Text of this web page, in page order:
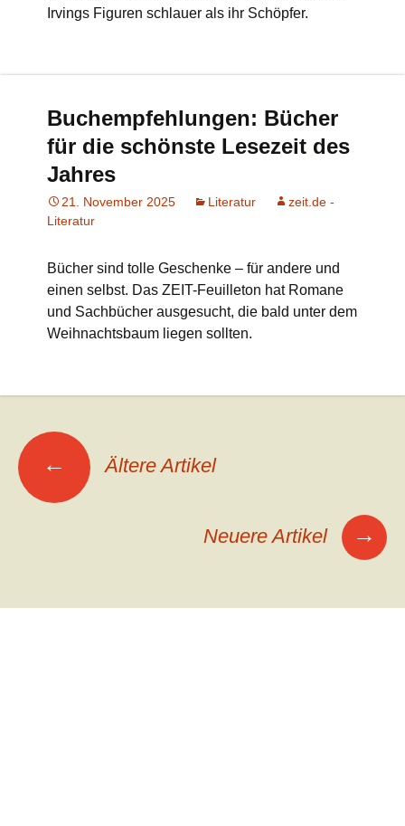
Irvings Figuren schlauer als ihr Schöpfer.
Buchempfehlungen: Bücher
für die schönste Lesezeit des
Jahres
21. November 2025 Literatur
zeit.de -
Literatur
Bücher sind tolle Geschenke – für andere und
einen selbst. Das ZEIT-Feuilleton hat Romane
und Sachbücher ausgesucht, die bald unter dem
Weihnachtsbaum liegen sollten.
Beitrags-
Navigation
← Ältere Artikel
Neuere Artikel →